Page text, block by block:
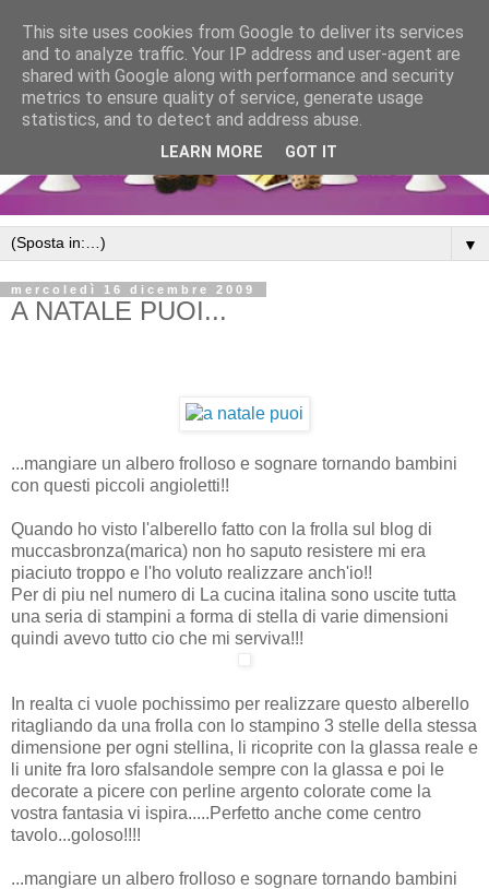
▼
mercoledì 16 dicembre 2009
A NATALE PUOI...
...mangiare un albero frolloso e sognare tornando bambini
con questi piccoli angioletti!!
Quando ho visto l'alberello fatto con la frolla sul blog di
muccasbronza(marica) non ho saputo resistere mi era
piaciuto troppo e l'ho voluto realizzare anch'io!!
Per di piu nel numero di La cucina italina sono uscite tutta
una seria di stampini a forma di stella di varie dimensioni
quindi avevo tutto cio che mi serviva!!!
In realta ci vuole pochissimo per realizzare questo alberello
ritagliando da una frolla con lo stampino 3 stelle della stessa
dimensione per ogni stellina, li ricoprite con la glassa reale e
li unite fra loro sfalsandole sempre con la glassa e poi le
decorate a picere con perline argento colorate come la
vostra fantasia vi ispira.....Perfetto anche come centro
tavolo...goloso!!!!
...mangiare un albero frolloso e sognare tornando bambini
This site uses cookies from Google to deliver its services
and to analyze traffic. Your IP address and user-agent are
shared with Google along with performance and security
metrics to ensure quality of service, generate usage
statistics, and to detect and address abuse.
LEARN MORE GOT IT